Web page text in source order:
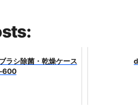
最新版】掛け布団の選び方“完
シストステッパー】ハンドル
2026年最新保存版】エアトリ
ラシ除菌・乾燥ケース
600